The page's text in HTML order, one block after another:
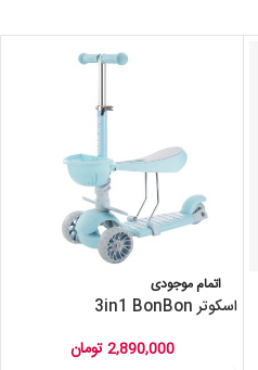
اتمام موجودی
اسکوتر 3in1 BonBon
2,890,000تومان